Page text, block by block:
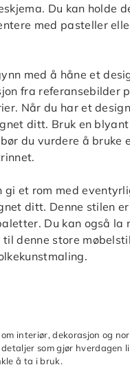
Du kan holde
med pasteller
med å håne et
fra referansebilder
Når du har et
ditt. Bruk en
du vurdere å bruke
et rom med
ditt. Denne stilen
Du kan også
denne store
interiør, dekorasjon og
som gjør hverdagen
å ta i bruk.